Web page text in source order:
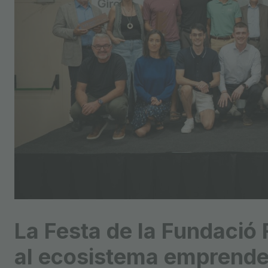
La Festa de la
al ecosistema